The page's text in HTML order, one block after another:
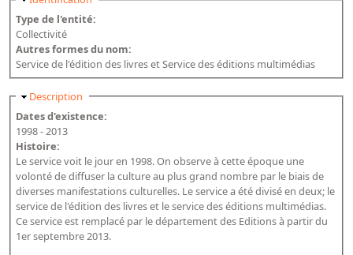
France
Dictionnaire de la BnF
Dictionnaire BnF : index
Dictionnaire des fonds spéciaux et des principales collections et
provenances
Recherche de fonds, collections et provenances
L'histoire de la BnF en objets
Explorer
Type de l'entité:
Collectivité
Autres formes du nom:
Service de l'édition des livres et Service des éditions multimédias
Masquer
Description
Dates d'existence:
1998 - 2013
Histoire:
Le service voit le jour en 1998. On observe à cette époque une
volonté de diffuser la culture au plus grand nombre par le biais de
diverses manifestations culturelles. Le service a été divisé en deux; le
service de l'édition des livres et le service des éditions multimédias.
Ce service est remplacé par le département des Editions à partir du
1er septembre 2013.